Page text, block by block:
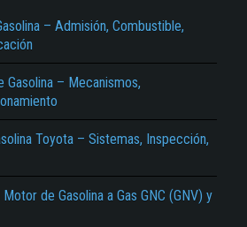
– Admisión, Combustible,
Gasolina – Mecanismos,
Toyota – Sistemas, Inspección,
de Gasolina a Gas GNC (GNV) y
de portada son erróneos.